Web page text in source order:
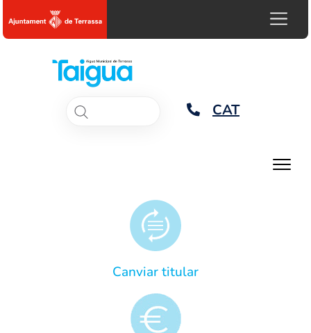
CAT
Canviar titular